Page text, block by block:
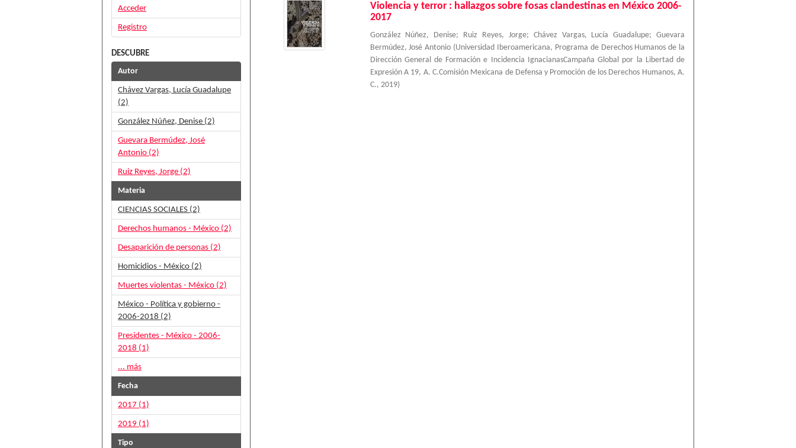
Violencia y terror : hallazgos sobre fosas clandestinas en México 2006-
2017
González Núñez, Denise; Ruiz Reyes, Jorge; Chávez Vargas, Lucía Guadalupe;Guevara
Bermúdez, José Antonio (Universidad Iberoamericana, Programa de Derechos Humanos de la
Dirección General de Formación e Incidencia IgnacianasCampaña Global por la Libertad de
Expresión A 19, A. C.Comisión Mexicana de Defensa y Promoción de los Derechos Humanos, A.
C., 2019)
Acceder
Registro
DESCUBRE
Autor
Chávez Vargas, Lucía Guadalupe
(2)
González Núñez, Denise (2)
Guevara Bermúdez, José
Antonio (2)
Ruiz Reyes, Jorge (2)
Materia
CIENCIAS SOCIALES (2)
Derechos humanos - México (2)
Desaparición de personas (2)
Homicidios - México (2)
Muertes violentas - México (2)
México - Política y gobierno -
2006-2018 (2)
Presidentes - México - 2006-
2018 (1)
... más
Fecha
2017 (1)
2019 (1)
Tipo